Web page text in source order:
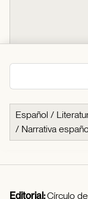
Español /
/ Narrativa
Editorial:Círculo